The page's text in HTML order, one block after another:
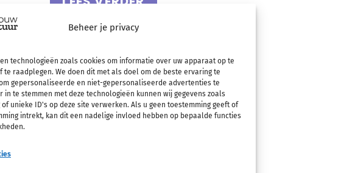
Beheer je privacy
technologieën zoals cookies om informatie over uw apparaat op te
te raadplegen. We doen dit met als doel om de beste ervaring te
gepersonaliseerde en niet-gepersonaliseerde advertenties te
in te stemmen met deze technologieën kunnen wij gegevens zoals
unieke ID's op deze site verwerken. Als u geen toestemming geeft of
intrekt, kan dit een nadelige invloed hebben op bepaalde functies
en
ik het